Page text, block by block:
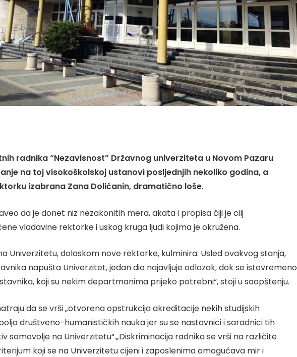
radnika “Nezavisnost” Državnog univerziteta u Novom Pazaru
na toj visokoškolskoj ustanovi posljednjih nekoliko godina, a
izabrana Zana Dolićanin, dramatično loše.
da je donet niz nezakonitih mera, akata i propisa čiji je cilj
vladavine rektorke i uskog kruga ljudi kojima je okružena.
Univerzitetu, dolaskom nove rektorke, kulminira. Usled ovakvog stanja,
napušta Univerzitet, jedan dio najavljuje odlazak, dok se istovremeno
koji su nekim departmanima prijeko potrebni“, stoji u saopštenju.
da se vrši „otvorena opstrukcija akreditacije nekih studijskih
društveno-humanističkih nauka jer su se nastavnici i saradnici tih
samovolje na Univerzitetu“.„Diskriminacija radnika se vrši na različite
koji se na Univerzitetu cijeni i zaposlenima omogućava mir i